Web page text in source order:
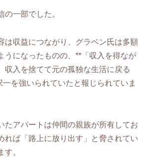
の一部でした。
は収益につながり、グラベン氏は多額
うになったものの、**「収入を得なが
収入を捨てて元の孤独な生活に戻る
を強いられていたと報じられていま
たアパートは仲間の親族が所有してお
れば「路上に放り出す」と脅されてい
す。